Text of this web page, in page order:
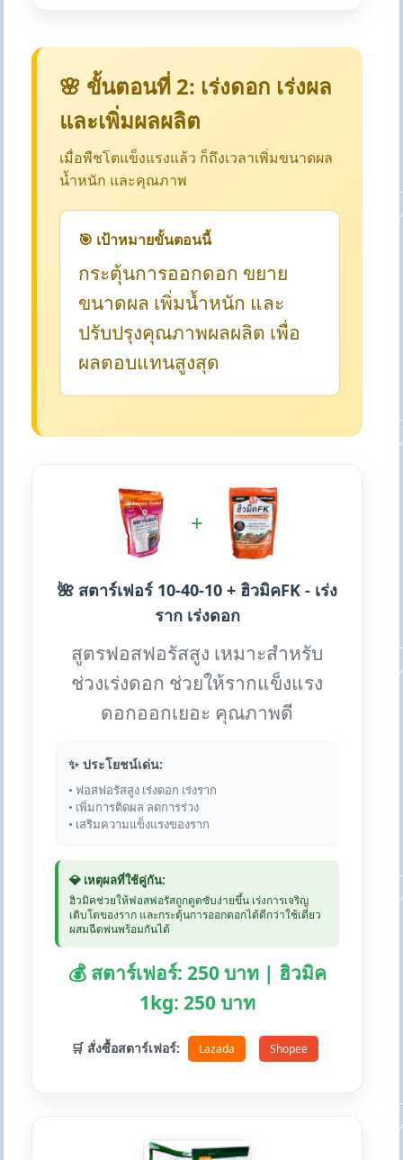
🌸 ขั้นตอนที่ 2: เร่งดอก เร่งผล
และเพิ่มผลผลิต
เมื่อพืชโตแข็งแรงแล้ว ก็ถึงเวลาเพิ่มขนาดผล
น้ำหนัก และคุณภาพ
🎯 เป้าหมายขั้นตอนนี้
กระตุ้นการออกดอก ขยาย
ขนาดผล เพิ่มน้ำหนัก และ
ปรับปรุงคุณภาพผลผลิต เพื่อ
ผลตอบแทนสูงสุด
+
🌺 สตาร์เฟอร์ 10-40-10 + ฮิวมิคFK - เร่ง
ราก เร่งดอก
สูตรฟอสฟอรัสสูง เหมาะสำหรับ
ช่วงเร่งดอก ช่วยให้รากแข็งแรง
ดอกออกเยอะ คุณภาพดี
✨ ประโยชน์เด่น:
• ฟอสฟอรัสสูง เร่งดอก เร่งราก
• เพิ่มการติดผล ลดการร่วง
• เสริมความแข็งแรงของราก
💎 เหตุผลที่ใช้คู่กัน:
ฮิวมิคช่วยให้ฟอสฟอรัสถูกดูดซับง่ายขึ้น เร่งการเจริญ
เติบโตของราก และกระตุ้นการออกดอกได้ดีกว่าใช้เดี่ยว
ผสมฉีดพ่นพร้อมกันได้
💰 สตาร์เฟอร์: 250 บาท | ฮิวมิค
1kg: 250 บาท
🛒 สั่งซื้อสตาร์เฟอร์: Lazada Shopee